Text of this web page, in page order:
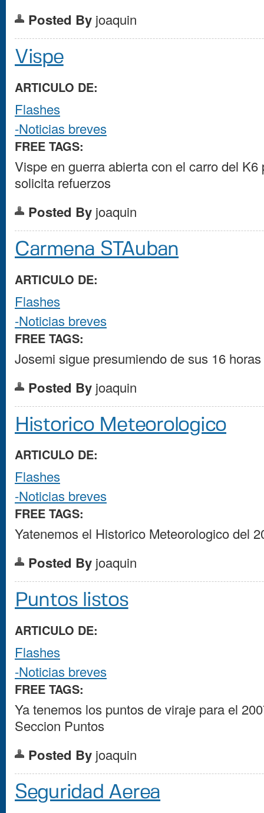
Posted By joaquin
Vispe
ARTICULO DE:
Flashes
-Noticias breves
FREE TAGS:
Vispe en guerra abierta con el carro del
solicita refuerzos
Posted By joaquin
Carmena STAuban
ARTICULO DE:
Flashes
-Noticias breves
FREE TAGS:
Josemi sigue presumiendo de sus 16
Posted By joaquin
Historico Meteorologico
ARTICULO DE:
Flashes
-Noticias breves
FREE TAGS:
Yatenemos el Historico Meteorologico del
Posted By joaquin
Puntos listos
ARTICULO DE:
Flashes
-Noticias breves
FREE TAGS:
Ya tenemos los puntos de viraje para el
Seccion Puntos
Posted By joaquin
Seguridad Aerea